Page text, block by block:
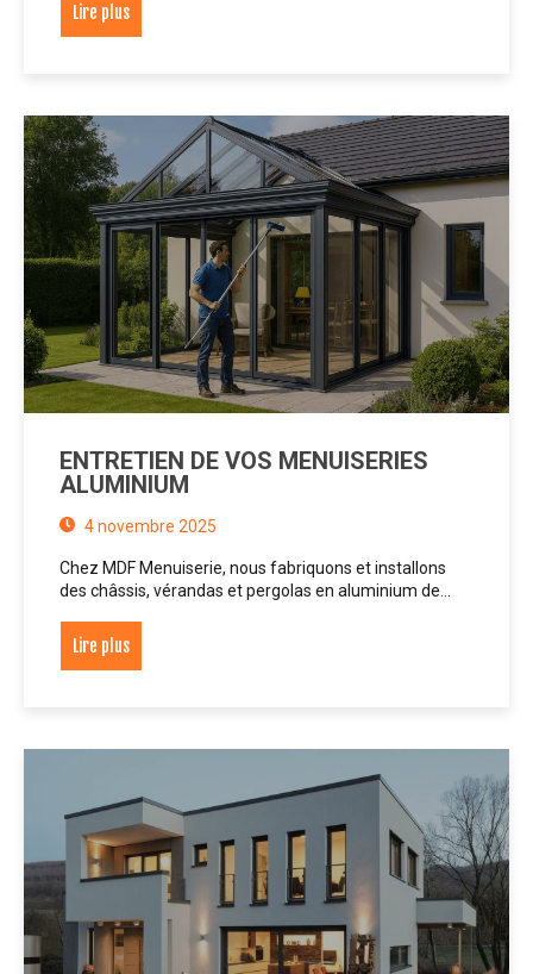
Lire plus
ENTRETIEN DE VOS MENUISERIES
ALUMINIUM
4 novembre 2025
Chez MDF Menuiserie, nous fabriquons et installons
des châssis, vérandas et pergolas en aluminium de…
Lire plus